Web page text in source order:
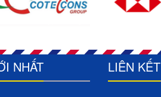
NHẤT LIÊN KẾT